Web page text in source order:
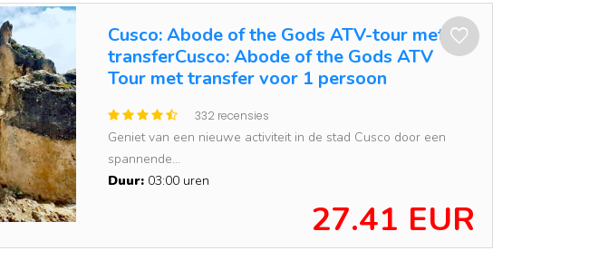
Cusco: Abode of the Gods ATV-tour met
transferCusco: Abode of the Gods ATV
Tour met transfer voor 1 persoon
332 recensies
Geniet van een nieuwe activiteit in de stad Cusco door een
spannende...
Duur: 03:00 uren
27.41 EUR